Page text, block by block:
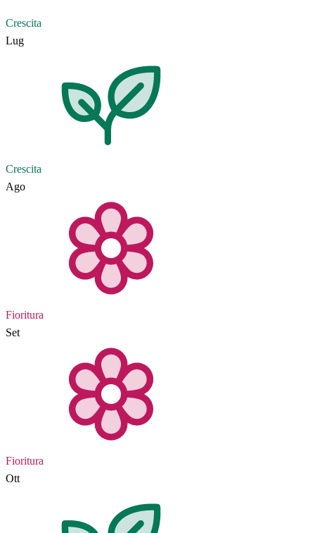
Crescita
Lug
Crescita
Ago
Fioritura
Set
Fioritura
Ott